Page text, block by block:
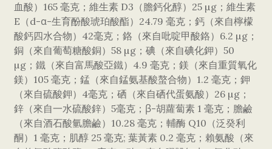
血酸）165 毫克；維生素 D3（膽鈣化醇）25 µg；維生素
E（d-α-生育酚酸琥珀酸酯）24.79 毫克；鈣（來自檸檬
酸鈣四水合物）42毫克；鉻（來自吡啶甲酸鉻）6.2 µg；
銅（來自葡萄糖酸銅）58 µg；碘（來自碘化鉀）50
µg；鐵（來自富馬酸亞鐵）4.9 毫克；鎂（來自重質氧化
鎂）105 毫克；錳（來自錳氨基酸螯合物）1.2 毫克；鉀
（來自硫酸鉀）4毫克；硒（來自硒代蛋氨酸）26 µg；
鋅（來自一水硫酸鋅）5毫克；β-胡蘿蔔素 1 毫克；膽鹼
（來自酒石酸氫膽鹼）10.28 毫克；輔酶 Q10（泛癸利
酮）1 毫克；肌醇 25 毫克; 葉黃素 0.2 毫克；賴氨酸（來